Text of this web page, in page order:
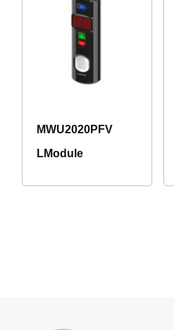
MWU2020PFV
LModule